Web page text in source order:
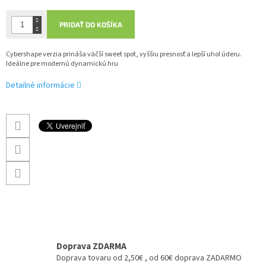
PRIDAŤ DO KOŠÍKA
Cybershape verzia prináša väčší sweet spot, vyššiu presnosť a lepší uhol úderu.
Ideálne pre modernú dynamickú hru
Detailné informácie
Doprava ZDARMA
Doprava tovaru od 2,50€ , od 60€ doprava ZADARMO